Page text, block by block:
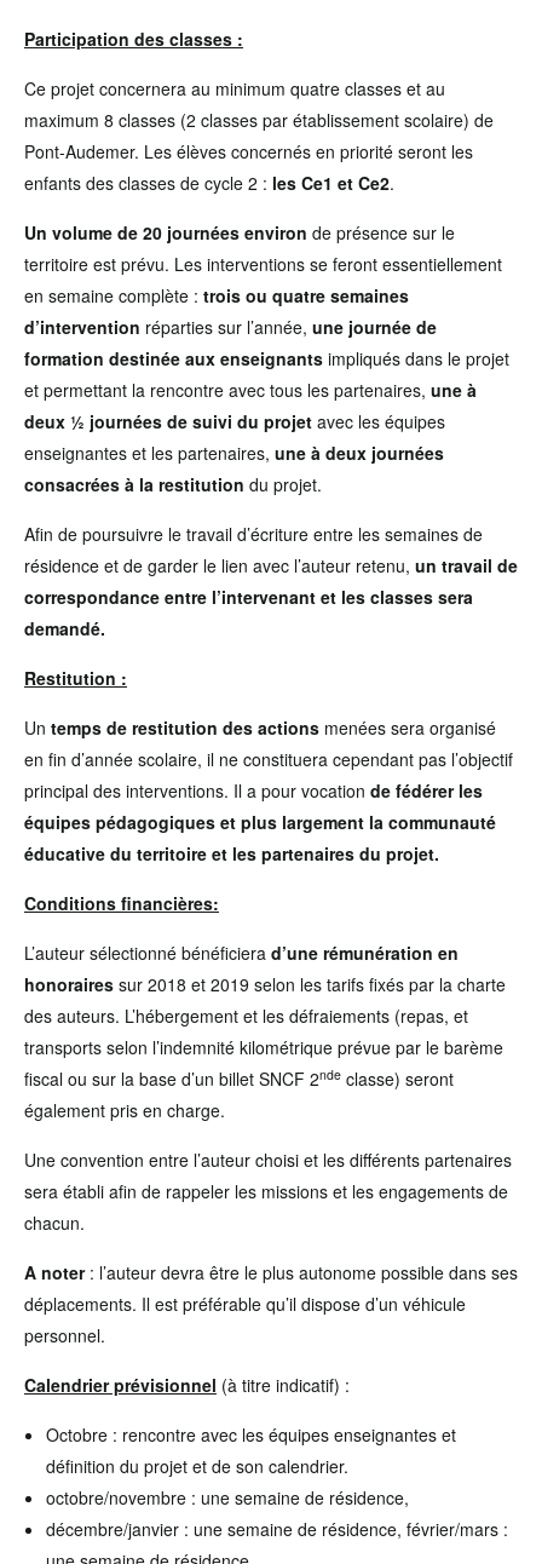
Participation des classes :
Ce projet concernera au minimum quatre classes et au
maximum 8 classes (2 classes par établissement scolaire) de
Pont-Audemer. Les élèves concernés en priorité seront les
enfants des classes de cycle 2 : les Ce1 et Ce2.
Un volume de 20 journées environ de présence sur le
territoire est prévu. Les interventions se feront essentiellement
en semaine complète : trois ou quatre semaines
d’intervention réparties sur l’année, une journée de
formation destinée aux enseignants impliqués dans le projet
et permettant la rencontre avec tous les partenaires, une à
deux ½ journées de suivi du projet avec les équipes
enseignantes et les partenaires, une à deux journées
consacrées à la restitution du projet.
Afin de poursuivre le travail d’écriture entre les semaines de
résidence et de garder le lien avec l’auteur retenu, un travail de
correspondance entre l’intervenant et les classes sera
demandé.
Restitution :
Un temps de restitution des actions menées sera organisé
en fin d’année scolaire, il ne constituera cependant pas l’objectif
principal des interventions. Il a pour vocation de fédérer les
équipes pédagogiques et plus largement la communauté
éducative du territoire et les partenaires du projet.
Conditions financières:
L’auteur sélectionné bénéficiera d’une rémunération en
honoraires sur 2018 et 2019 selon les tarifs fixés par la charte
des auteurs. L’hébergement et les défraiements (repas, et
transports selon l’indemnité kilométrique prévue par le barème
fiscal ou sur la base d’un billet SNCF 2nde classe) seront
également pris en charge.
Une convention entre l’auteur choisi et les différents partenaires
sera établi afin de rappeler les missions et les engagements de
chacun.
A noter : l’auteur devra être le plus autonome possible dans ses
déplacements. Il est préférable qu’il dispose d’un véhicule
personnel.
Calendrier prévisionnel (à titre indicatif) :
Octobre : rencontre avec les équipes enseignantes et
définition du projet et de son calendrier.
octobre/novembre : une semaine de résidence,
décembre/janvier : une semaine de résidence, février/mars :